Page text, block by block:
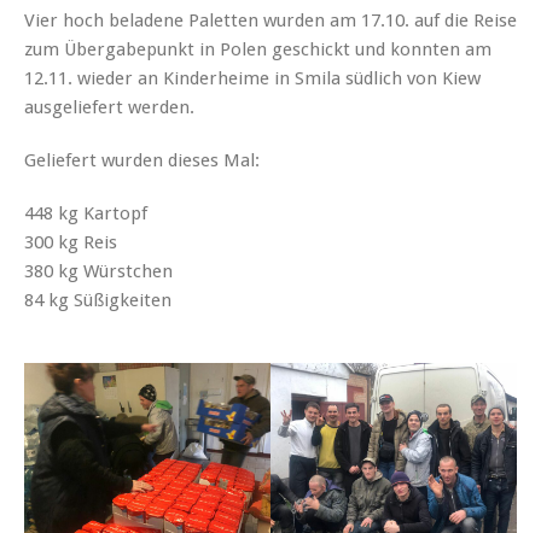
Vier hoch beladene Paletten wurden am 17.10. auf die Reise
zum Übergabepunkt in Polen geschickt und konnten am
12.11. wieder an Kinderheime in Smila südlich von Kiew
ausgeliefert werden.
Geliefert wurden dieses Mal:
448 kg Kartopf
300 kg Reis
380 kg Würstchen
84 kg Süßigkeiten